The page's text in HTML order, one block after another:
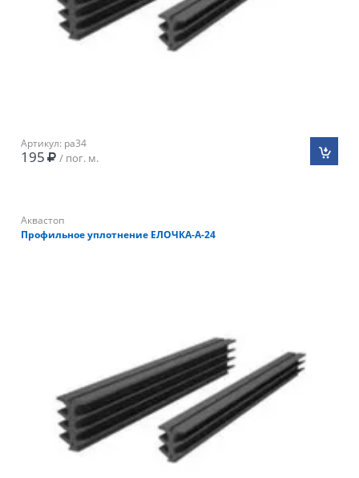
Артикул: pa34
195 / пог. м.
Аквастоп
Профильное уплотнение ЕЛОЧКА-А-24